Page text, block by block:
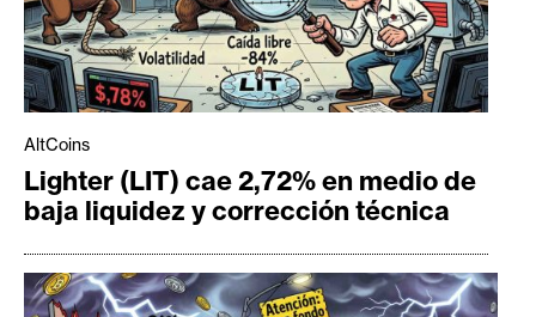
AltCoins
Lighter (LIT) cae 2,72% en medio de
baja liquidez y corrección técnica